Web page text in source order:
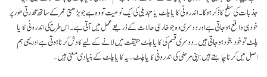
جذبات کی سطح کا ذکر ہوگا۔ اندرونی کایا پلٹ یا تبدیلی کی ایک نوعیت تو وہ ہے جو بڑھتی عمر کے ساتھ قدرتی طور پر
خود ہی واقع ہو جاتی ہے اور دوسری وہ جو خارجی حالات کے ذریعے عمل میں آتی ہے۔ اس طرح کی اندرونی کایا
پلٹ تو خود بخود ہو جاتی ہیں۔ دوسری قسم کی کایا پلٹ حقیقت میں لانے کے لیے کاوش کرنا ہوتی ہے اور یہی ہم
اصل میں کرنا چاہتے ہیں: اپنی مرضی کی اندرونی کایا پلٹ ۔ یہ کایا پلٹ کے بنیادی معنی ہیں ۔